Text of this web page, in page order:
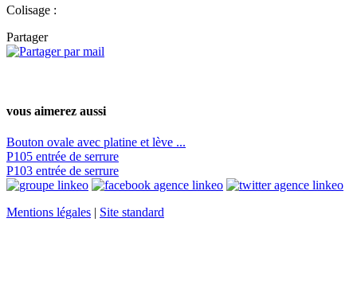
Colisage :
Partager
vous aimerez aussi
Bouton ovale avec platine et lève ...
P105 entrée de serrure
P103 entrée de serrure
Mentions légales | Site standard